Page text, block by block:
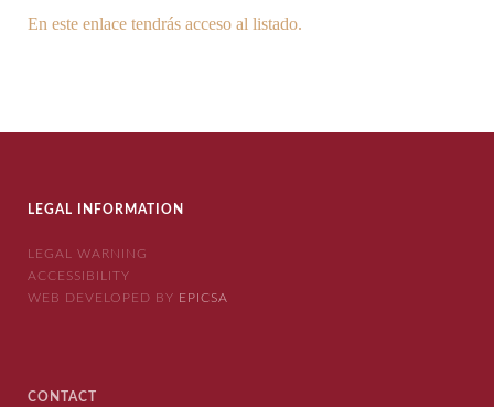
En este enlace tendrás acceso al listado.
LEGAL INFORMATION
LEGAL WARNING
ACCESSIBILITY
WEB DEVELOPED BY EPICSA
CONTACT